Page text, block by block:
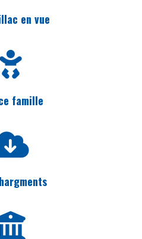
en vue
famille